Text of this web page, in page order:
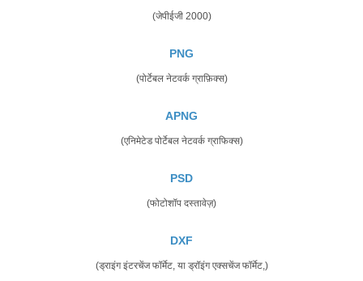
(जेपीईजी 2000)
PNG
(पोर्टेबल नेटवर्क ग्राफ़िक्स)
APNG
(एनिमेटेड पोर्टेबल नेटवर्क ग्राफिक्स)
PSD
(फोटोशॉप दस्तावेज़)
DXF
(ड्राइंग इंटरचेंज फॉर्मेट, या ड्रॉइंग एक्सचेंज फॉर्मेट,)